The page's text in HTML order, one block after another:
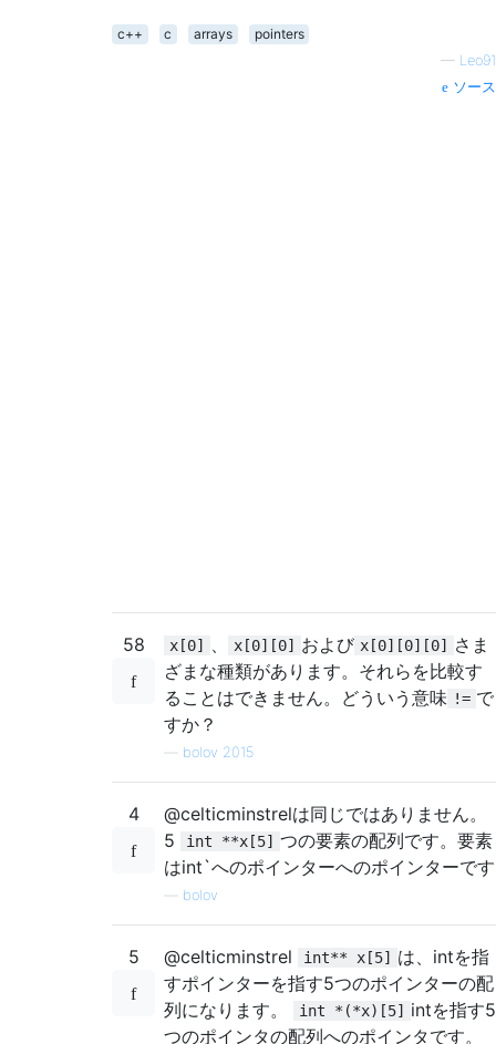
c++ c arrays
pointers
— Leo91
ソース
58 x[0] x[0][0] および x[0][0][0] さま
ざまな種類があります。それらを比較す
ることはできません。どういう意味 != で
すか？
bolov 2015
4
@celticminstrelは同じではありません。
5
int **x[5] つの要素の配列です。要素
はint`へのポインターへのポインターです
bolov
5 @celticminstrel int** x[5] は、intを指
すポインターを指す5つのポインターの配
列になります。
int *(*x)[5] intを指す5
つのポインタの配列へのポインタです。